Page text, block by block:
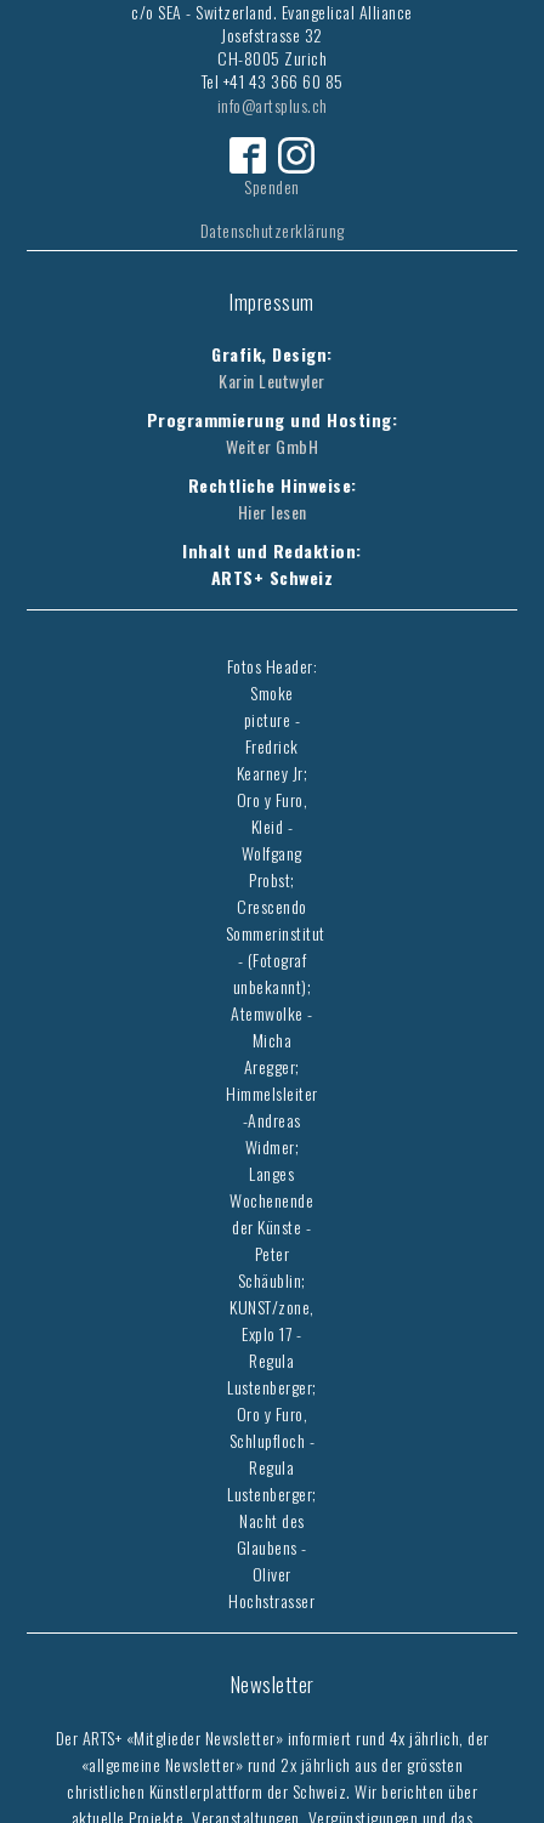
c/o SEA - Switzerland. Evangelical Alliance
Josefstrasse 32
CH-8005 Zurich
Tel +41 43 366 60 85
info@artsplus.ch
Spenden
Datenschutzerklärung
Impressum
Grafik, Design:
Karin Leutwyler
Programmierung und Hosting:
Weiter GmbH
Rechtliche Hinweise:
Hier lesen
Inhalt und Redaktion:
ARTS+ Schweiz
Fotos Header:
Smoke
picture -
Fredrick
Kearney Jr;
Oro y Furo,
Kleid -
Wolfgang
Probst;
Crescendo
Sommerinstitut
- (Fotograf
unbekannt);
Atemwolke -
Micha
Aregger;
Himmelsleiter
-Andreas
Widmer;
Langes
Wochenende
der Künste -
Peter
Schäublin;
KUNST/zone,
Explo 17 -
Regula
Lustenberger;
Oro y Furo,
Schlupfloch -
Regula
Lustenberger;
Nacht des
Glaubens -
Oliver
Hochstrasser
Newsletter
Der ARTS+ «Mitglieder Newsletter» informiert rund 4x jährlich, der
«allgemeine Newsletter» rund 2x jährlich aus der grössten
christlichen Künstlerplattform der Schweiz. Wir berichten über
aktuelle Projekte, Veranstaltungen, Vergünstigungen und das